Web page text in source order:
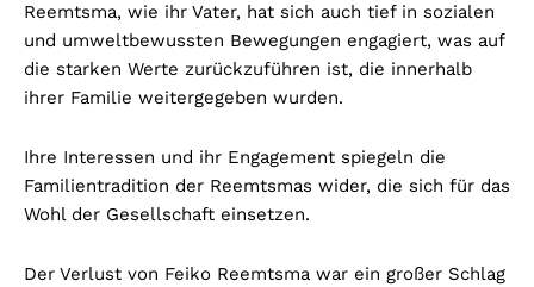
Reemtsma, wie ihr Vater, hat sich auch tief in sozialen
und umweltbewussten Bewegungen engagiert, was auf
die starken Werte zurückzuführen ist, die innerhalb
ihrer Familie weitergegeben wurden.
Ihre Interessen und ihr Engagement spiegeln die
Familientradition der Reemtsmas wider, die sich für das
Wohl der Gesellschaft einsetzen.
Der Verlust von Feiko Reemtsma war ein großer Schlag